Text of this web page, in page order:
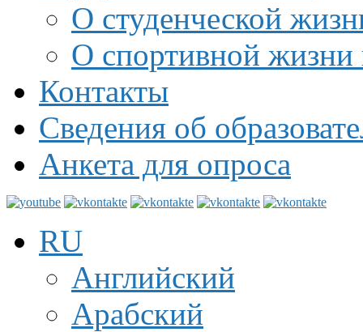
О студенческой
О спортивной жизни
Контакты
Сведения об
Анкета для опроса
RU
Английский
Арабский